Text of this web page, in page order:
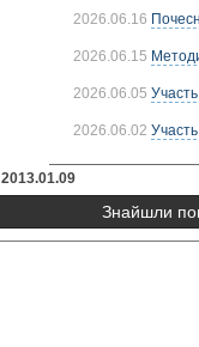
2026.06.16
2026.06.15
2026.06.05
2026.06.02
2013.01.09
Знайшли